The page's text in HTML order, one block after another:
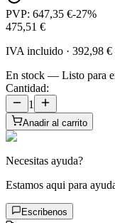
PVP: 647,35 €-27%
475,51 €
IVA incluido · 392,98 €
En stock — Listo para
Cantidad:
1
Anadir al carrito
Necesitas ayuda?
Estamos aqui para
Escribenos